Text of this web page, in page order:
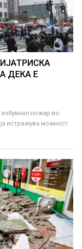
ДЕКА Е
избувнал пожар во
истражува можност